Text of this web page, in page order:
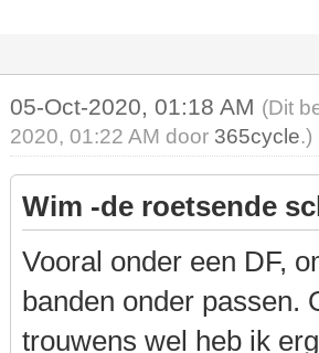
05-Oct-2020, 01:18 AM (Dit
2020, 01:22 AM door 365cycle.)
Wim -de roetsende
Vooral onder een DF,
banden onder passen.
trouwens wel heb ik